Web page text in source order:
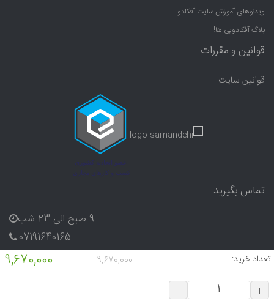
تعداد خرید:
+
-
9,670,000
9,670,000
ویدئوهای آموزش سایت آفکادو
بلاگ آفکادویی ها!
قوانین و مقررات
قوانین سایت
تماس بگیرید
9 صبح الی 23 شب
07191640165
09338282656